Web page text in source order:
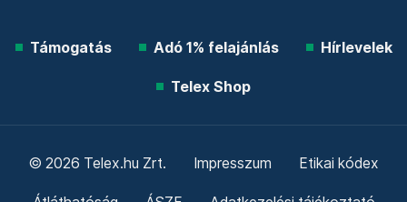
Támogatás Adó 1% felajánlás Hírlevelek
Telex Shop
© 2026 Telex.hu Zrt. Impresszum Etikai kódex